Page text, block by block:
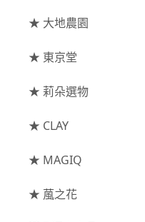
大玫瑰
- 迷你玫瑰
- 庭園玫瑰
- 其他玫瑰
主花
索拉花(僅花頭)
原色
葉材⧸藤蔓
枝條
果實
捧花架⧸吊架
藤圈⧸注連繩
提籃
花插
工具⧸型錄
資材
★ 大地農園
★ 東京堂
★ 莉朵選物
★ CLAY
★ MAGIQ
★ 葻之花